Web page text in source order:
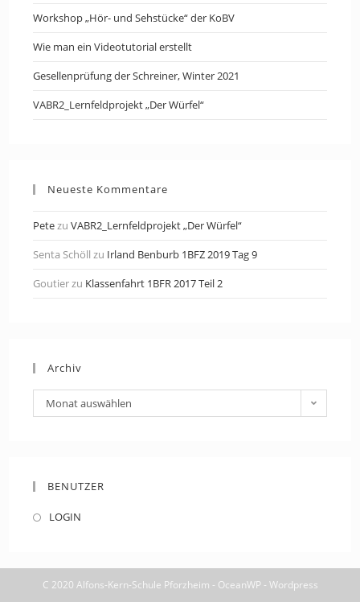
Workshop „Hör- und Sehstücke“ der KoBV
Wie man ein Videotutorial erstellt
Gesellenprüfung der Schreiner, Winter 2021
VABR2_Lernfeldprojekt „Der Würfel“
Neueste Kommentare
PetezuVABR2_Lernfeldprojekt „Der Würfel“
Senta Schöll zu Irland Benburb 1BFZ 2019 Tag 9
Goutierzu Klassenfahrt 1BFR 2017 Teil 2
Archiv
Archiv
Monat auswählen
BENUTZER
LOGIN
C 2020 Alfons-Kern-Schule Pforzheim - OceanWP - Wordpress